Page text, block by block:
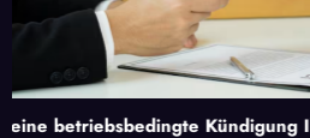
Kündigung Ihre Rechte als